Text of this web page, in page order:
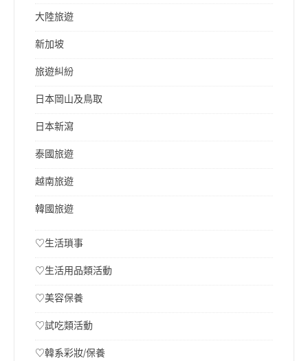
大陸旅遊
新加坡
旅遊糾紛
日本岡山及鳥取
日本新瀉
泰國旅遊
越南旅遊
韓國旅遊
♡生活瑣事
♡生活用品類活動
♡美容保養
♡試吃類活動
♡韓系彩妝/保養